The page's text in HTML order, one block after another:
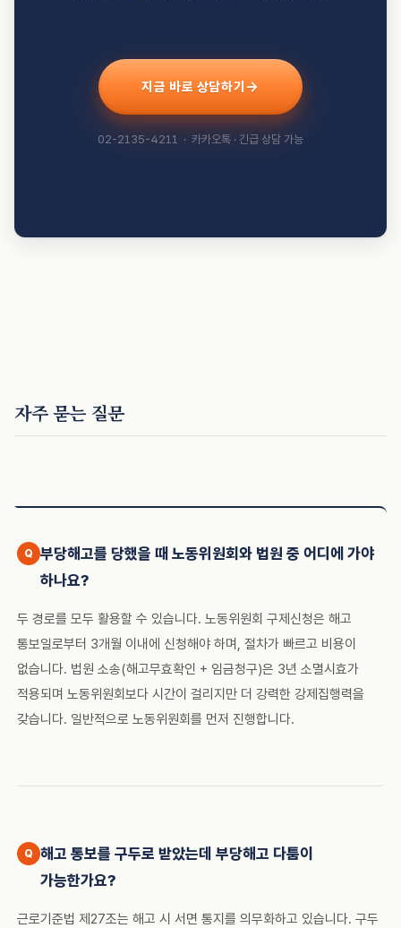
지금 바로 상담하기
02-2135-4211 · 카카오톡 · 긴급 상담 가능
자주 묻는 질문
부당해고를 당했을 때 노동위원회와 법원 중 어디에 가야
하나요?
두 경로를 모두 활용할 수 있습니다. 노동위원회 구제신청은 해고
통보일로부터 3개월 이내에 신청해야 하며, 절차가 빠르고 비용이
없습니다. 법원 소송(해고무효확인 + 임금청구)은 3년 소멸시효가
적용되며 노동위원회보다 시간이 걸리지만 더 강력한 강제집행력을
갖습니다. 일반적으로 노동위원회를 먼저 진행합니다.
해고 통보를 구두로 받았는데 부당해고 다툼이
가능한가요?
근로기준법 제27조는 해고 시 서면 통지를 의무화하고 있습니다. 구두